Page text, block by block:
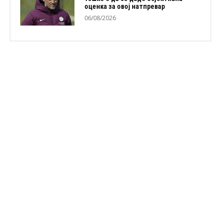
оценка за овој натпревар
06/08/2026